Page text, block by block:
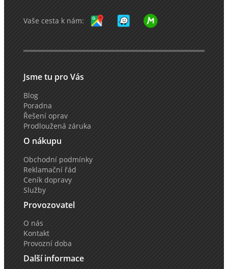
Vaše cesta k nám:
Jsme tu pro Vás
Blog
Poradna
Řešení oprav
Prodloužená záruka
O nákupu
Obchodní podmínky
Reklamační řád
Ceník dopravy
Služby
Provozovatel
O nás
Kontakt
Provozní doba
Další informace